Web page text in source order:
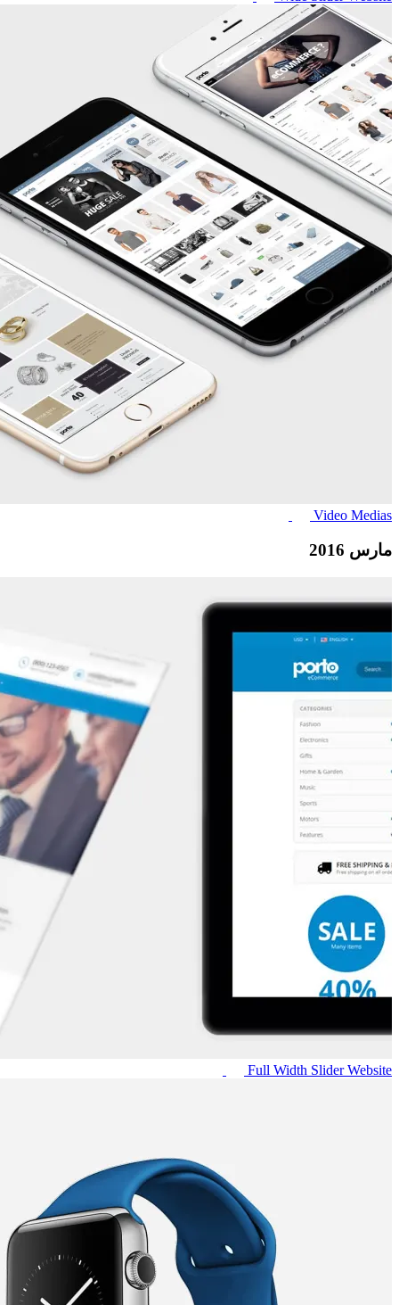
Video Medias
مارس 2016
Full Width Slider Website